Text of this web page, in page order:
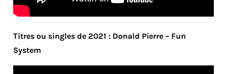
Titres ou singles de 2021 : Donald Pierre – Fun
System